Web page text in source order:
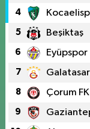
4
5 Beşiktaş
6 Eyüpspor
7
8 Çorum FK
9